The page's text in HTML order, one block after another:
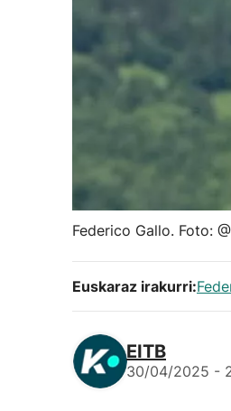
Federico Gallo. Foto:
Euskaraz irakurri:
EITB
30/04/2025 -